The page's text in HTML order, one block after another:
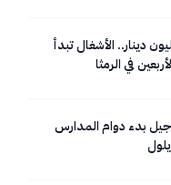
1.46 مليون دينار.. الأشغال تبدأ
في الرمثا
بدء دوام المدارس